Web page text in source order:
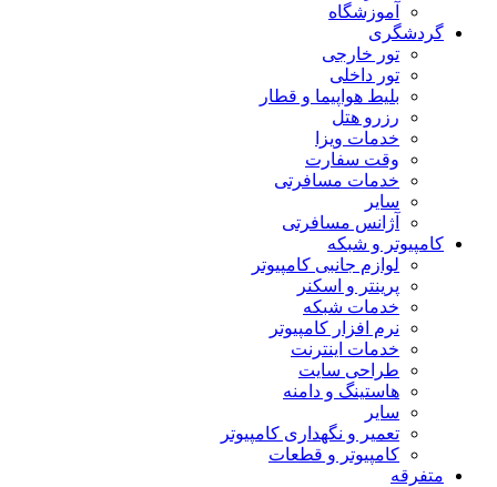
آموزشگاه
گردشگری
تور خارجی
تور داخلی
بلیط هواپیما و قطار
رزرو هتل
خدمات ویزا
وقت سفارت
خدمات مسافرتی
سایر
آژانس مسافرتی
کامپیوتر و شبکه
لوازم جانبی کامپیوتر
پرینتر و اسکنر
خدمات شبکه
نرم افزار کامپیوتر
خدمات اینترنت
طراحی سایت
هاستینگ و دامنه
سایر
تعمیر و نگهداری کامپیوتر
کامپیوتر و قطعات
متفرقه